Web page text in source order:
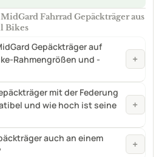
Fahrrad Gepäckträger aus
Bikes
Gepäckträger auf
Rahmengrößen und -
+
mit der Federung
und wie hoch ist seine
+
auch an einem
+